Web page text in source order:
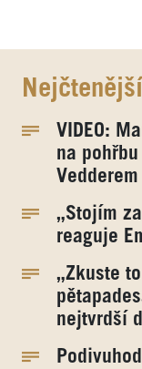
VIDEO:
na
„Stojím
reaguje
„Zkuste
nejtvrdší